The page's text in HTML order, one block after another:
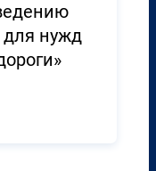
для нужд